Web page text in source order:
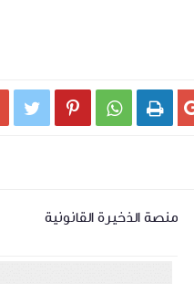
   
منصة الذخيرة القانونية